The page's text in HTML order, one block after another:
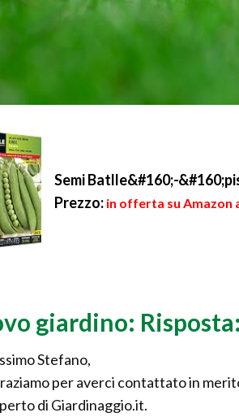
Semi Batlle&#160;-
Prezzo: in offerta su Amazon
giardino:
Stefano,
per averci contattato in
di Giardinaggio.it.